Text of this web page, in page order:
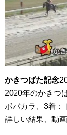
かきつばた記念
2020年のかきつ
ボバカラ、3着：
詳しい結果、動